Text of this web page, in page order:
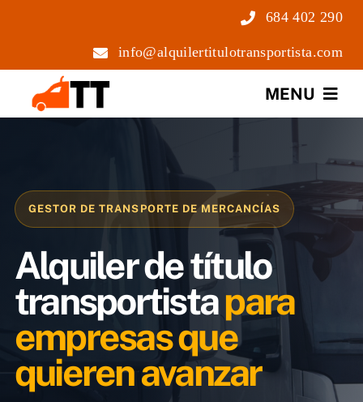
684 402 290
info@alquilertitulotransportista.com
MENU
Servicios
Precios
Noticias
Contacto
GESTOR DE TRANSPORTE DE MERCANCÍAS
Alquiler de título
transportistapara
empresas que
quieren avanzar